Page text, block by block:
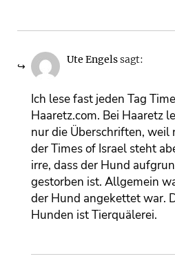
Ute Engelssagt:
Ich lese fast jeden Tag
Haaretz.com. Bei Haaretz
nur die Überschriften, weil
der Times of Israel steht
irre, dass der Hund
gestorben ist. Allgemein
der Hund angekettet war.
Hunden ist Tierquälerei.